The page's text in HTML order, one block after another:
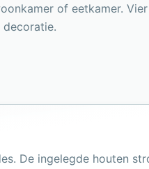
of eetkamer.
De ingelegde houten